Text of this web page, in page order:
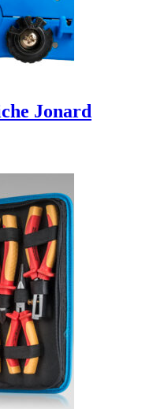
Jonard